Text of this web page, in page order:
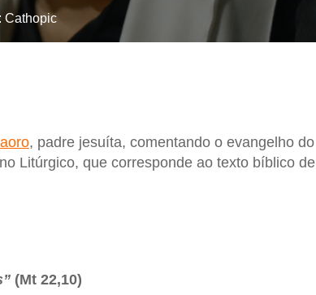
Cathopic
, padre jesuíta, comentando o evangelho do
Litúrgico, que corresponde ao texto bíblico de
(Mt 22,10)